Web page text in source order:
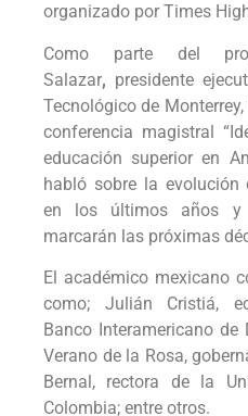
organizado por Times
Como parte del
Salazar, presidente
Tecnológico de
conferencia magistral
educación superior en
habló sobre la evolución
en los últimos años y
marcarán las próximas
El académico mexicano
como; Julián Cristiá,
Banco Interamericano de
Verano de la Rosa,
Bernal, rectora de la
Colombia; entre otros.